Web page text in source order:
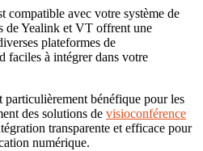
compatible avec votre système de
de Yealink et VT offrent une
plateformes de
faciles à intégrer dans votre
particulièrement bénéfique pour les
des solutions de visioconférence
transparente et efficace pour
numérique.